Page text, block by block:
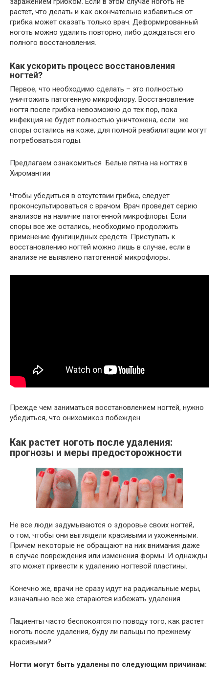
растет, что делать и как окончательно избавиться от
грибка может сказать только врач. Деформированный
ноготь можно удалить повторно, либо дождаться его
полного восстановления.
Как ускорить процесс восстановления
ногтей?
Первое, что необходимо сделать – это полностью
уничтожить патогенную микрофлору. Восстановление
ногтя после грибка невозможно до тех пор, пока
инфекция не будет полностью уничтожена, если же
споры остались на коже, для полной реабилитации могут
потребоваться годы.
Предлагаем ознакомиться Белые пятна на ногтях в
Хиромантии
Чтобы убедиться в отсутствии грибка, следует
проконсультироваться с врачом. Врач проведет серию
анализов на наличие патогенной микрофлоры. Если
споры все же остались, необходимо продолжить
применение фунгицидных средств. Приступать к
восстановлению ногтей можно лишь в случае, если в
анализе не выявлено патогенной микрофлоры.
Прежде чем заниматься восстановлением ногтей, нужно
убедиться, что онихомикоз побежден
Как растет ноготь после удаления:
прогнозы и меры предосторожности
Не все люди задумываются о здоровье своих ногтей,
о том, чтобы они выглядели красивыми и ухоженными.
Причем некоторые не обращают на них внимания даже
в случае повреждения или изменения формы. И однажды
это может привести к удалению ногтевой пластины.
Конечно же, врачи не сразу идут на радикальные меры,
изначально все же стараются избежать удаления.
Пациенты часто беспокоятся по поводу того, как растет
ноготь после удаления, буду ли пальцы по прежнему
красивыми?
Ногти могут быть удалены по следующим причинам: